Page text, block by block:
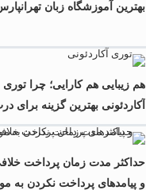
بهترین آموزشگاه زبان
هم زیبایی هم کارایی؛ چرا توری
آکاردئونی بهترین گزینه برای
است؟
حداکثر مدت زمان پرداخت
و پیامدهای پرداخت نکردن به